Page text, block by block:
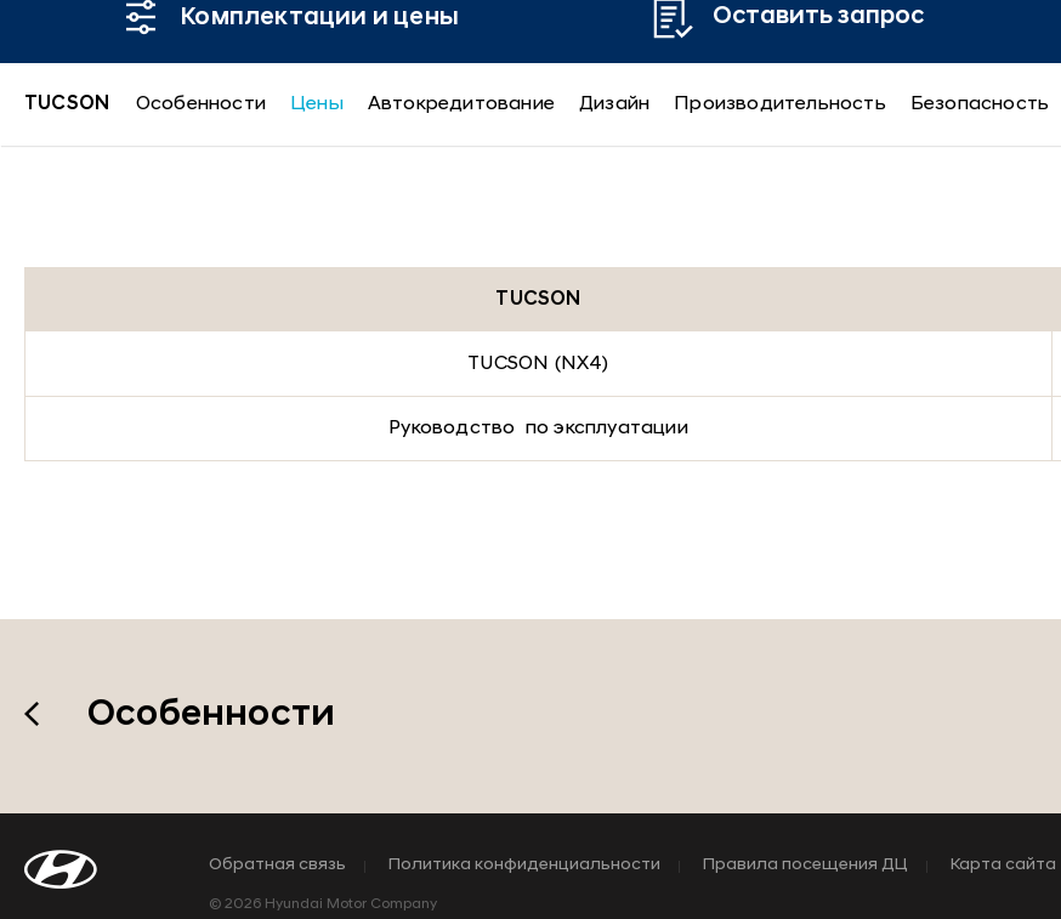
TUCSON
Комплектации и цены Оставить запрос
TUCSON Особенности Цены Автокредитование Дизайн Производительность Безопасность
TUCSON
TUCSON (NX4)
Руководство по эксплуатации
Особенности
Обратная связь Политика конфиденциальности Правила посещения ДЦ Карта сайта
© 2026 Hyundai Motor Company